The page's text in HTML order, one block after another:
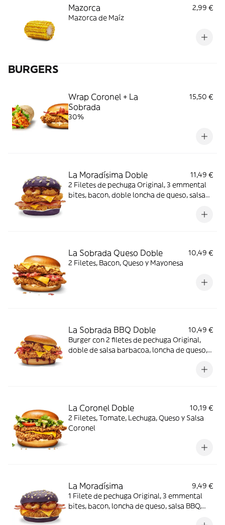
Mazorca
2,99 €
Mazorca de Maíz
BURGERS
Wrap Coronel + La
Sobrada
15,50 €
30%
La Moradísima Doble
11,49 €
2 Filetes de pechuga Original, 3 emmental
bites, bacon, doble loncha de queso, salsa
La Sobrada Queso Doble
10,49 €
2 Filetes, Bacon, Queso y Mayonesa
La Sobrada BBQ Doble
10,49 €
Burger con 2 filetes de pechuga Original,
doble de salsa barbacoa, loncha de queso,
La Coronel Doble
10,19 €
2 Filetes, Tomate, Lechuga, Queso y Salsa
Coronel
La Moradísima
9,49 €
1 Filete de pechuga Original, 3 emmental
bites, bacon, loncha de queso, salsa BBQ,